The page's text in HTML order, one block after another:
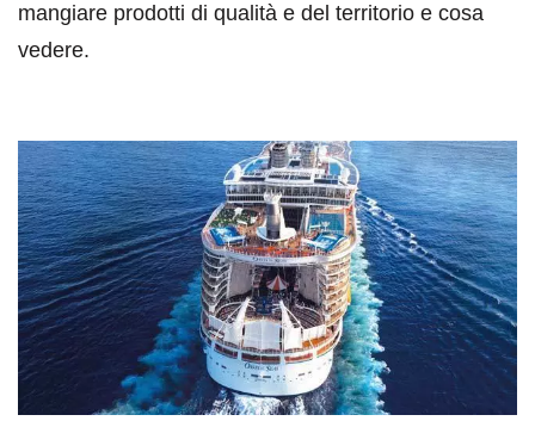
mangiare prodotti di qualità e del territorio e cosa
vedere.